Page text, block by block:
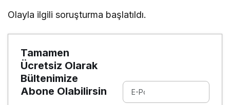
Olayla ilgili soruşturma başlatıldı.
Tamamen
Ücretsiz Olarak
Bültenimize
Abone Olabilirsin